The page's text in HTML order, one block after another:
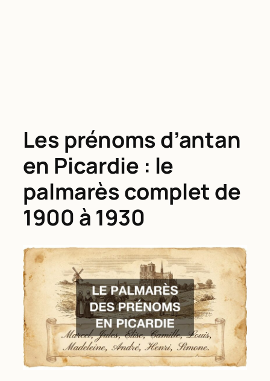
Les prénoms d’antan
en Picardie : le
palmarès complet de
1900 à 1930